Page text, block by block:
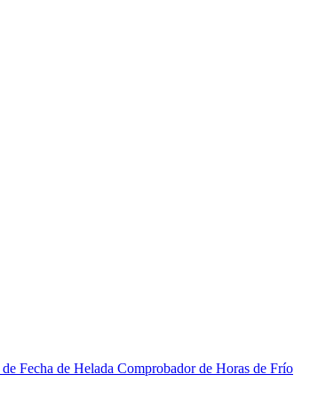
Fecha de Helada Comprobador de Horas de Frío